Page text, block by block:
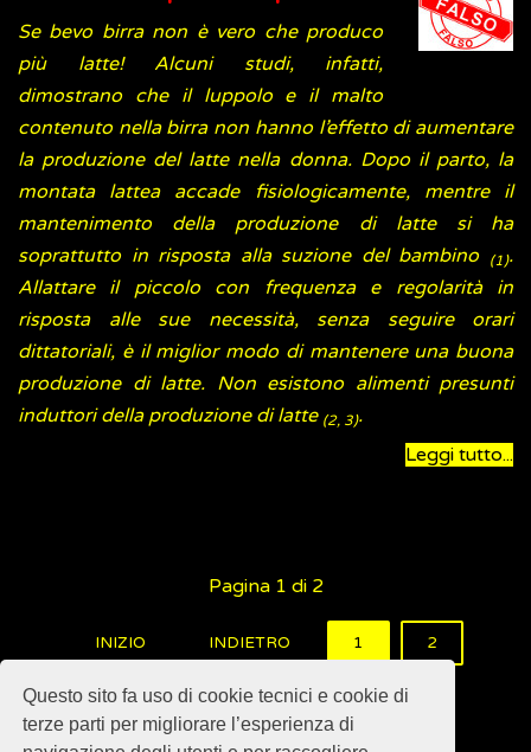
Questo sito fa uso di cookie tecnici e cookie di
terze parti per migliorare l’esperienza di
Se bevo birra non è vero che produco
più latte! Alcuni studi, infatti,
dimostrano che il luppolo e il malto
contenuto nella birra non hanno l’effetto di aumentare
la produzione del latte nella donna. Dopo il parto, la
montata lattea accade fisiologicamente, mentre il
mantenimento della produzione di latte si ha
soprattutto in risposta alla suzione del bambino
(1).
Allattare il piccolo con frequenza e regolarità in
risposta alle sue necessità, senza seguire orari
dittatoriali, è il miglior modo di mantenere una buona
produzione di latte. Non esistono alimenti presunti
induttori della produzione di latte (2, 3).
Leggi tutto...
Pagina 1 di 2
INIZIO INDIETRO 1 2
AVANTI FINE